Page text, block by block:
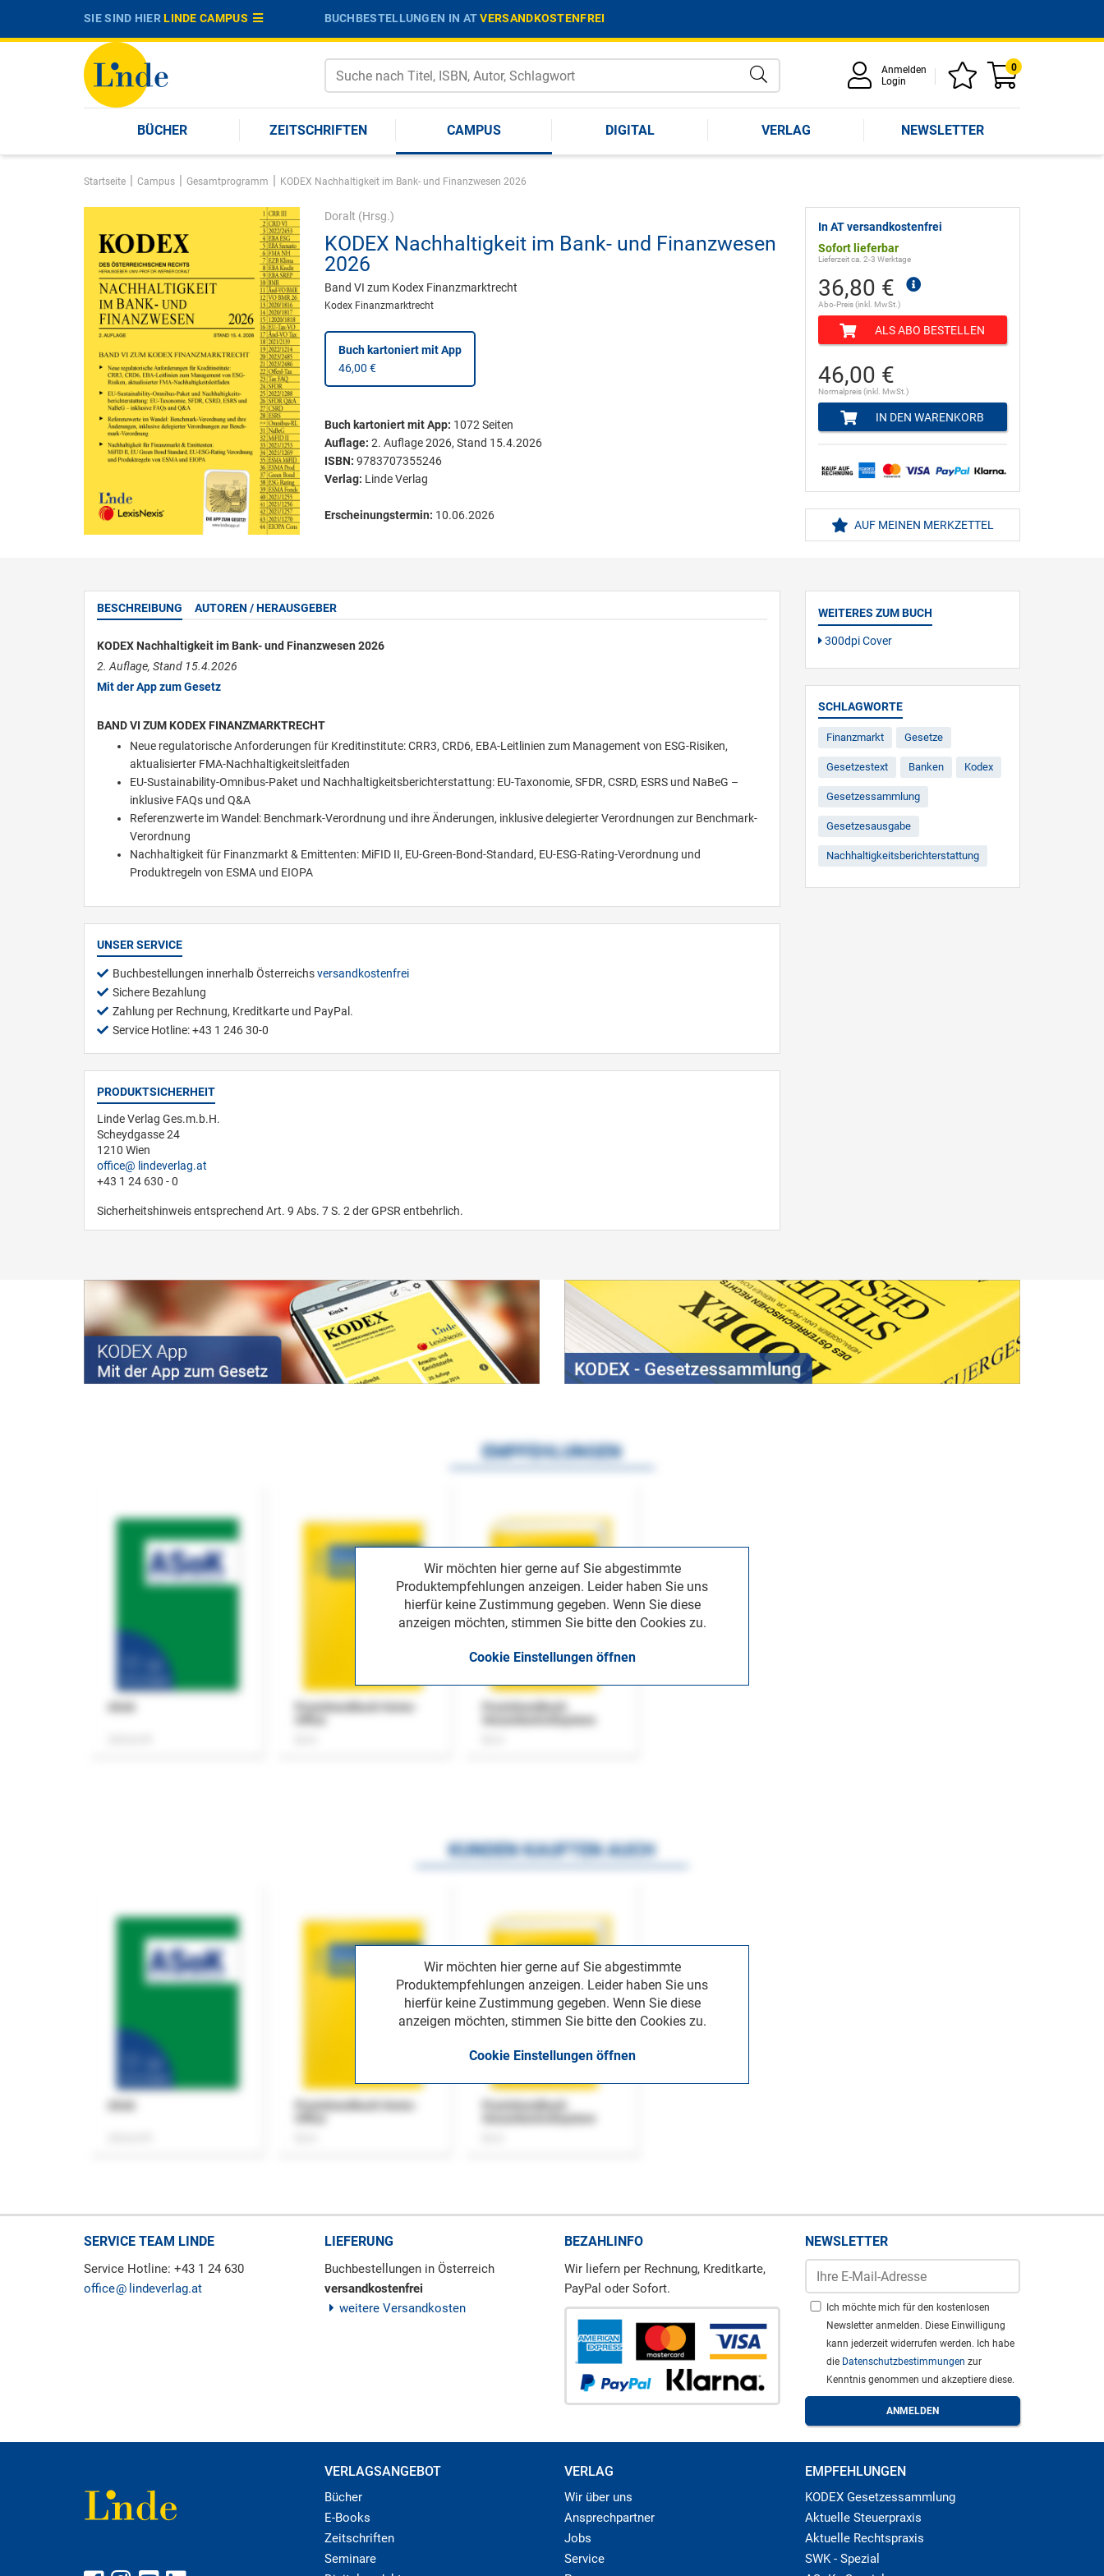
SIE SIND HIERLINDE CAMPUS BUCHBESTELLUNGEN IN ATVERSANDKOSTENFREI
Anmelden
Login
0
BÜCHER ZEITSCHRIFTEN CAMPUS DIGITAL VERLAG NEWSLETTER
Startseite | Campus | Gesamtprogramm | KODEX Nachhaltigkeit im Bank- und Finanzwesen 2026
Doralt (Hrsg.)
KODEX Nachhaltigkeit im Bank- und Finanzwesen
2026
Band VI zum Kodex Finanzmarktrecht
Kodex Finanzmarktrecht
Buch kartoniertmit App
46,00 €
Buch kartoniertmit App: 1072 Seiten
Auflage: 2. Auflage 2026, Stand 15.4.2026
ISBN: 9783707355246
Verlag: Linde Verlag
Erscheinungstermin: 10.06.2026
In AT versandkostenfrei
Sofort lieferbar
Lieferzeit ca. 2-3 Werktage
36,80 €
Abo-Preis (inkl. MwSt.)
ALS ABO BESTELLEN
46,00 €
Normalpreis (inkl. MwSt.)
IN DEN WARENKORB
AUF MEINEN MERKZETTEL
BESCHREIBUNG AUTOREN / HERAUSGEBER
KODEX Nachhaltigkeit im Bank- und Finanzwesen 2026
2. Auflage, Stand 15.4.2026
Mit der App zum Gesetz
BAND VI ZUM KODEX FINANZMARKTRECHT
Neue regulatorische Anforderungen für Kreditinstitute: CRR3, CRD6, EBA-Leitlinien zum Management von ESG-Risiken,
aktualisierter FMA-Nachhaltigkeitsleitfaden
EU-Sustainability-Omnibus-Paket und Nachhaltigkeitsberichterstattung: EU-Taxonomie, SFDR, CSRD, ESRS und NaBeG –
inklusive FAQs und Q&A
Referenzwerte im Wandel: Benchmark-Verordnung und ihre Änderungen, inklusive delegierter Verordnungen zur Benchmark-
Verordnung
Nachhaltigkeit für Finanzmarkt & Emittenten: MiFID II, EU-Green-Bond-Standard, EU-ESG-Rating-Verordnung und
Produktregeln von ESMA und EIOPA
UNSER SERVICE
Buchbestellungen innerhalb Österreichsversandkostenfrei
Sichere Bezahlung
Zahlung per Rechnung, Kreditkarte und PayPal.
Service Hotline: +43 1 246 30-0
PRODUKTSICHERHEIT
Linde Verlag Ges.m.b.H.
Scheydgasse 24
1210 Wien
office
lindeverlag.at
+43 1 24 630 - 0
Sicherheitshinweis entsprechend Art. 9 Abs. 7 S. 2 der GPSR entbehrlich.
WEITERES ZUM BUCH
300dpi Cover
SCHLAGWORTE
Finanzmarkt Gesetze
Gesetzestext Banken Kodex
Gesetzessammlung
Gesetzesausgabe
Nachhaltigkeitsberichterstattung
Wir möchten hier gerne auf Sie abgestimmte
Produktempfehlungen anzeigen. Leider haben Sie uns
hierfür keine Zustimmung gegeben. Wenn Sie diese
anzeigen möchten, stimmen Sie bitte den Cookies zu.
Cookie Einstellungen öffnen
EMPFEHLUNGEN
Praxishandbuch Home-
Praxishandbuch
Wir möchten hier gerne auf Sie abgestimmte
Produktempfehlungen anzeigen. Leider haben Sie uns
hierfür keine Zustimmung gegeben. Wenn Sie diese
anzeigen möchten, stimmen Sie bitte den Cookies zu.
Cookie Einstellungen öffnen
KUNDEN KAUFTEN AUCH
Praxishandbuch Home-
Praxishandbuch
SERVICE TEAM LINDE
Service Hotline: +43 1 24 630
office
lindeverlag.at
LIEFERUNG
Buchbestellungen in Österreich
versandkostenfrei
weitere Versandkosten
BEZAHLINFO
Wir liefern per Rechnung, Kreditkarte,
PayPal oder Sofort.
NEWSLETTER
Ich möchte mich für den kostenlosen
Newsletter anmelden. Diese Einwilligung
kann jederzeit widerrufen werden. Ich habe
die Datenschutzbestimmungen zur
Kenntnis genommen und akzeptiere diese.
VERLAGSANGEBOT
Bücher
E-Books
Zeitschriften
Seminare
VERLAG
Wir über uns
Ansprechpartner
Jobs
Service
EMPFEHLUNGEN
KODEX Gesetzessammlung
Aktuelle Steuerpraxis
Aktuelle Rechtspraxis
SWK - Spezial